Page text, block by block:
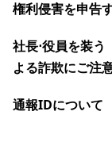
権利侵害を申告
社長⋅役員を装
よる詐欺にご注
通報IDについて